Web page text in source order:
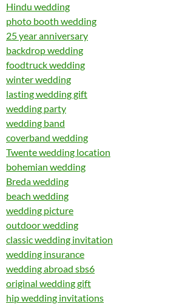
Hindu wedding
photo booth wedding
25 year anniversary
backdrop wedding
foodtruck wedding
winter wedding
lasting wedding gift
wedding party
wedding band
coverband wedding
Twente wedding location
bohemian wedding
Breda wedding
beach wedding
wedding picture
outdoor wedding
classic wedding invitation
wedding insurance
wedding abroad sbs6
original wedding gift
hip wedding invitations